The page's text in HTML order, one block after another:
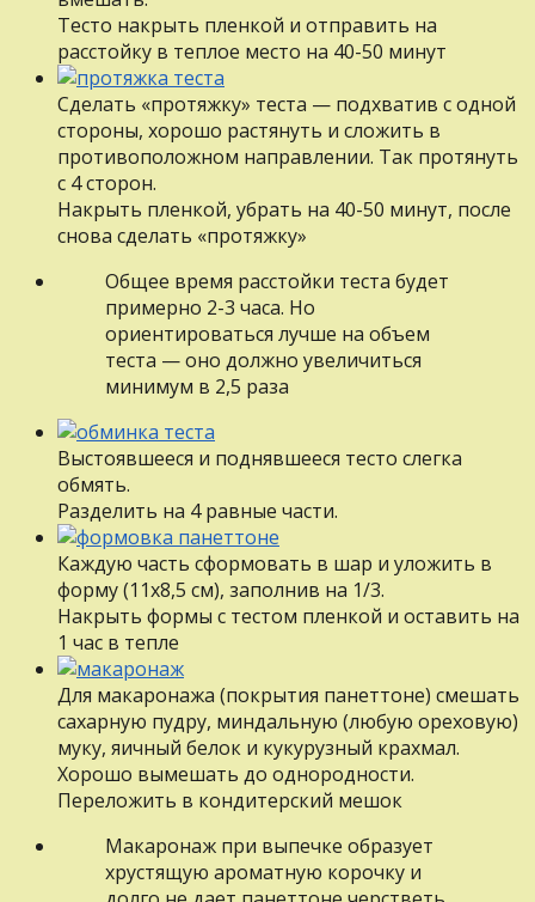
Тесто накрыть пленкой и отправить на
расстойку в теплое место на 40-50 минут
Сделать «протяжку» теста — подхватив с одной
стороны, хорошо растянуть и сложить в
противоположном направлении. Так протянуть
с 4 сторон.
Накрыть пленкой, убрать на 40-50 минут, после
снова сделать «протяжку»
Общее время расстойки теста будет
примерно 2-3 часа. Но
ориентироваться лучше на объем
теста — оно должно увеличиться
минимум в 2,5 раза
Выстоявшееся и поднявшееся тесто слегка
обмять.
Разделить на 4 равные части.
Каждую часть сформовать в шар и уложить в
форму (11х8,5 см), заполнив на 1/3.
Накрыть формы с тестом пленкой и оставить на
1 час в тепле
Для макаронажа (покрытия панеттоне) смешать
сахарную пудру, миндальную (любую ореховую)
муку, яичный белок и кукурузный крахмал.
Хорошо вымешать до однородности.
Переложить в кондитерский мешок
Макаронаж при выпечке образует
хрустящую ароматную корочку и